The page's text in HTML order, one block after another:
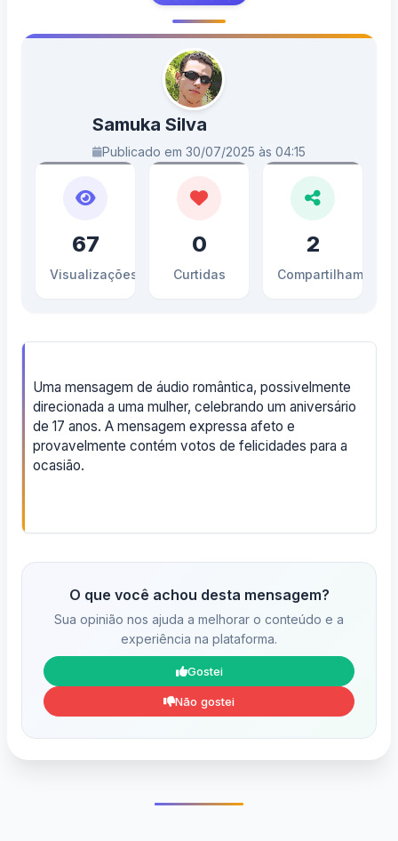
Samuka Silva
Publicado em 30/07/2025 às 04:15
67
Visualizações
0
Curtidas
2
Compartilhamentos
Uma mensagem de áudio romântica, possivelmente
direcionada a uma mulher, celebrando um aniversário
de 17 anos. A mensagem expressa afeto e
provavelmente contém votos de felicidades para a
ocasião.
O que você achou desta mensagem?
Sua opinião nos ajuda a melhorar o conteúdo e a
experiência na plataforma.
Gostei
Não gostei